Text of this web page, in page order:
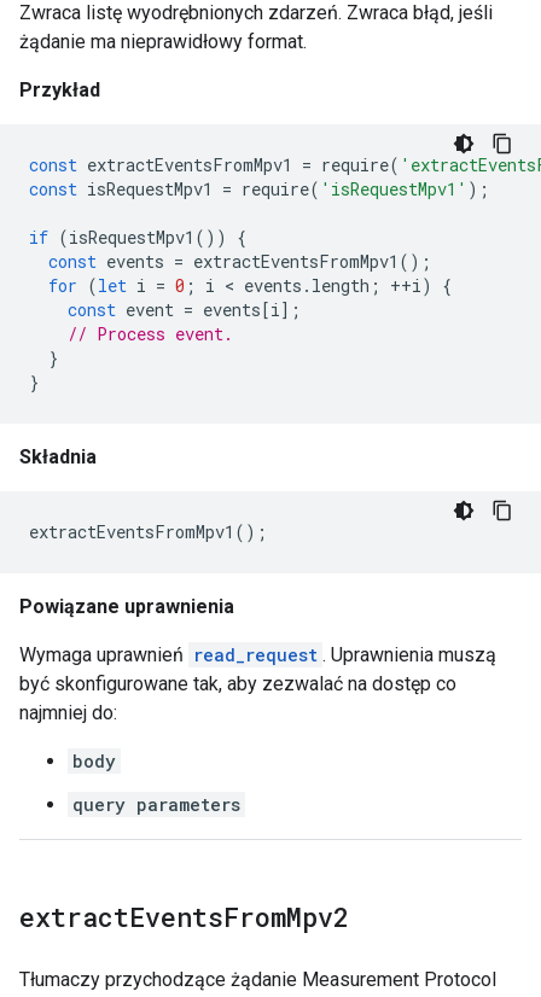
Zwraca listę wyodrębnionych zdarzeń. Zwraca błąd, jeśli
żądanie ma nieprawidłowy format.
Przykład
const extractEventsFromMpv1 = require(
const isRequestMpv1 = require( 'isRequestMpv1' );
if (isRequestMpv1 ())
{
const events = extractEventsFromMpv1 ();
for (let i = 0 ; i < events . length ; ++i)
{
const event = events[i];
// Process event.
}
}
Składnia
extractEventsFromMpv1 ();
Powiązane uprawnienia
Wymaga uprawnień read_request . Uprawnienia muszą
być skonfigurowane tak, aby zezwalać na dostęp co
najmniej do:
body
query parameters
extractEventsFromMpv2
Tłumaczy przychodzące żądanie Measurement Protocol